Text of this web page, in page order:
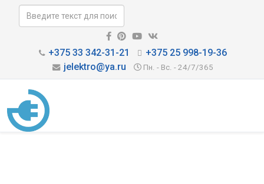
+375 33 342-31-21
+375 25 998-19-36
jelektro@ya.ru
Пн. - Вс. - 24/7/365